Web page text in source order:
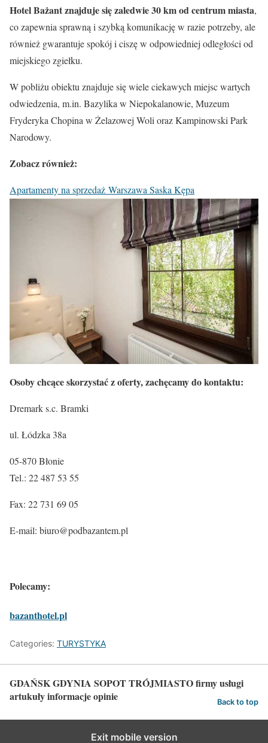
Hotel Bażant znajduje się zaledwie 30 km od centrum miasta,
co zapewnia sprawną i szybką komunikację w razie potrzeby, ale
również gwarantuje spokój i ciszę w odpowiedniej odległości od
miejskiego zgiełku.
W pobliżu obiektu znajduje się wiele ciekawych miejsc wartych
odwiedzenia, m.in. Bazylika w Niepokalanowie, Muzeum
Fryderyka Chopina w Żelazowej Woli oraz Kampinowski Park
Narodowy.
Zobacz również:
Apartamenty na sprzedaż Warszawa Saska Kępa
Osoby chcące skorzystać z oferty, zachęcamy do kontaktu:
Dremark s.c. Bramki
ul. Łódzka 38a
05-870 Błonie
Tel.: 22 487 53 55
Fax: 22 731 69 05
E-mail: biuro@podbazantem.pl
Polecamy:
bazanthotel.pl
Categories: TURYSTYKA
GDAŃSK GDYNIA SOPOT TRÓJMIASTO firmy usługi
artukuły informacje opinie
Back to top
Exit mobile version